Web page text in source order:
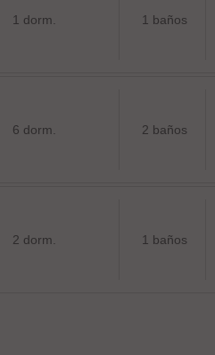
1 dorm. 1 baños
6 dorm. 2 baños
2 dorm. 1 baños